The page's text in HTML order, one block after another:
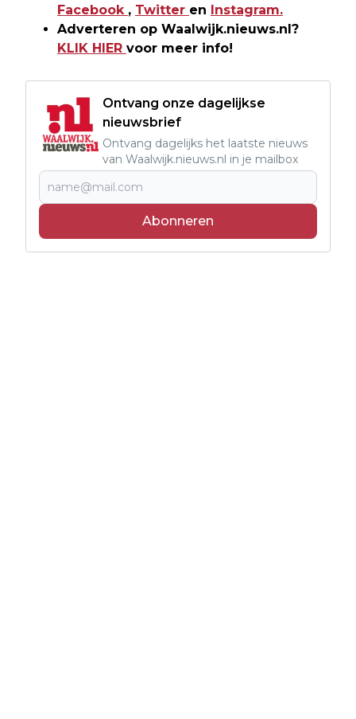
Facebook , Twitter en
Instagram.
Adverteren op Waalwijk.nieuws.nl?
KLIK HIER voor meer info!
Ontvang onze dagelijkse
nieuwsbrief
Ontvang dagelijks het laatste nieuws
van Waalwijk.nieuws.nl in je mailbox
Abonneren